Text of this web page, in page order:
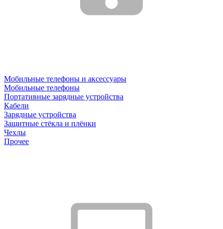
Мобильные телефоны и аксессуары
Мобильные телефоны
Портативные зарядные устройства
Кабели
Зарядные устройства
Защитные стёкла и плёнки
Чехлы
Прочее